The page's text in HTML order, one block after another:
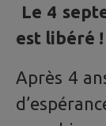
Le 4
est libéré !
Après 4